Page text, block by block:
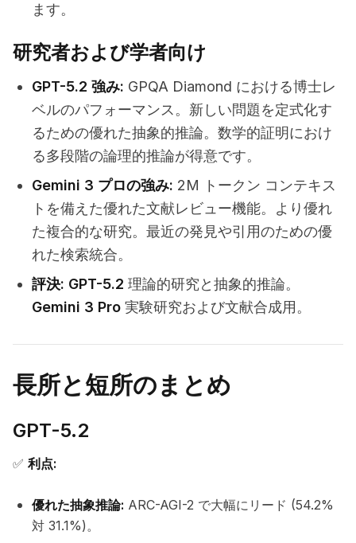
ます。
研究者および学者向け
GPT-5.2 強み: GPQA Diamond における博士レ
ベルのパフォーマンス。新しい問題を定式化す
るための優れた抽象的推論。数学的証明におけ
る多段階の論理的推論が得意です。
Gemini 3 プロの強み: 2M トークン コンテキス
トを備えた優れた文献レビュー機能。より優れ
た複合的な研究。最近の発見や引用のための優
れた検索統合。
評決: GPT-5.2 理論的研究と抽象的推論。
Gemini 3 Pro 実験研究および文献合成用。
長所と短所のまとめ
GPT-5.2
✅ 利点:
優れた抽象推論: ARC-AGI-2 で大幅にリード (54.2%
対 31.1%)。